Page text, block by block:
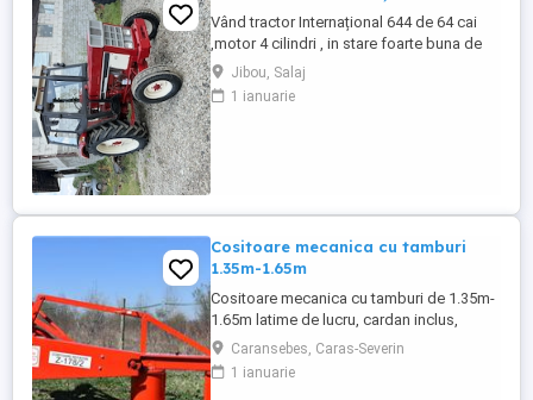
Vând tractor Internațional 644 de 64 cai
,motor 4 cilindri , in stare foarte buna de
functionare, cutie de viteze mecanica cu 2
manete ,ambreiaj priza, cauciucuri in stare
bună ,fara defecte, revizie facuta,
Jibou, Salaj
1 ianuarie
Cositoare mecanica cu tamburi
1.35m-1.65m
Cositoare mecanica cu tamburi de 1.35m-
1.65m latime de lucru, cardan inclus,
prelata, cheie de cutite Transport in toate
judetele
Caransebes, Caras-Severin
1 ianuarie